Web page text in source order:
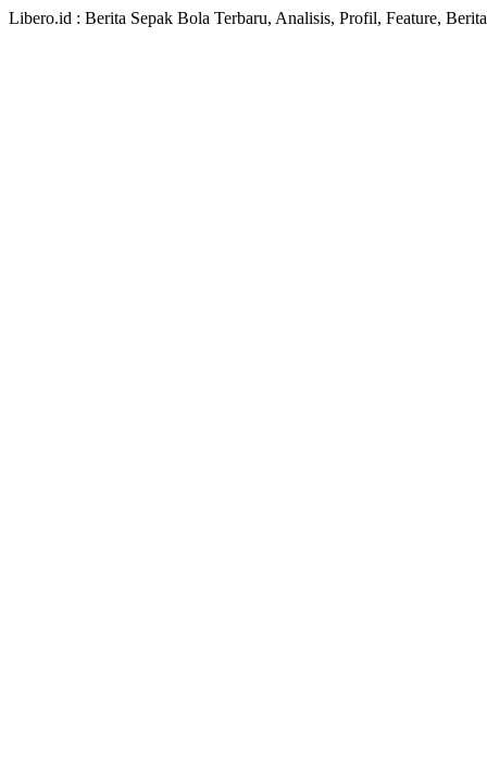
Libero.id : Berita Sepak Bola Terbaru, Analisis, Profil, Feature,